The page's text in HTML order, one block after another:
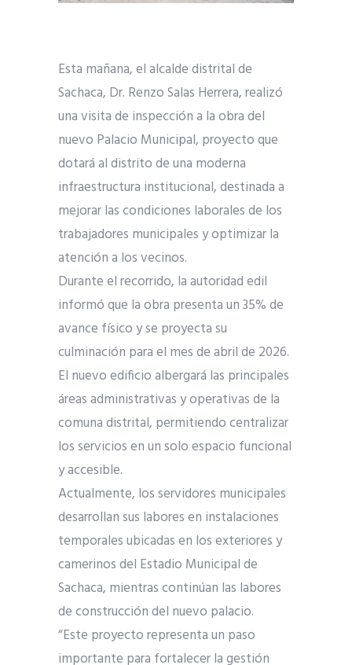
Esta mañana, el alcalde distrital de
Sachaca, Dr. Renzo Salas Herrera, realizó
una visita de inspección a la obra del
nuevo Palacio Municipal, proyecto que
dotará al distrito de una moderna
infraestructura institucional, destinada a
mejorar las condiciones laborales de los
trabajadores municipales y optimizar la
atención a los vecinos.
Durante el recorrido, la autoridad edil
informó que la obra presenta un 35% de
avance físico y se proyecta su
culminación para el mes de abril de 2026.
El nuevo edificio albergará las principales
áreas administrativas y operativas de la
comuna distrital, permitiendo centralizar
los servicios en un solo espacio funcional
y accesible.
Actualmente, los servidores municipales
desarrollan sus labores en instalaciones
temporales ubicadas en los exteriores y
camerinos del Estadio Municipal de
Sachaca, mientras continúan las labores
de construcción del nuevo palacio.
“Este proyecto representa un paso
importante para fortalecer la gestión